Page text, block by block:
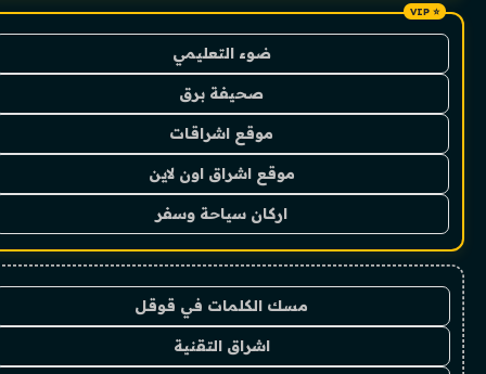
ضوء التعليمي
صحيفة برق
موقع اشراقات
موقع اشراق اون لاين
اركان سياحة وسفر
مسك الكلمات في قوقل
اشراق التقنية